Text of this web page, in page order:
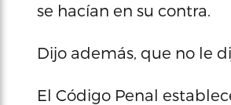
se hacían en su contra.
Dijo además, que no le
El Código Penal